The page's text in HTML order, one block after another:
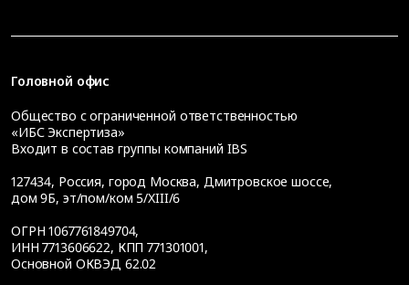
Головной офис
Общество с ограниченной ответственностью
«ИБС Экспертиза»
Входит в состав группы компаний IBS
127434, Россия, город Москва, Дмитровское шоссе,
дом 9Б, эт/пом/ком 5/XIII/6
ОГРН 1067761849704,
ИНН 7713606622, КПП 771301001,
Основной ОКВЭД 62.02